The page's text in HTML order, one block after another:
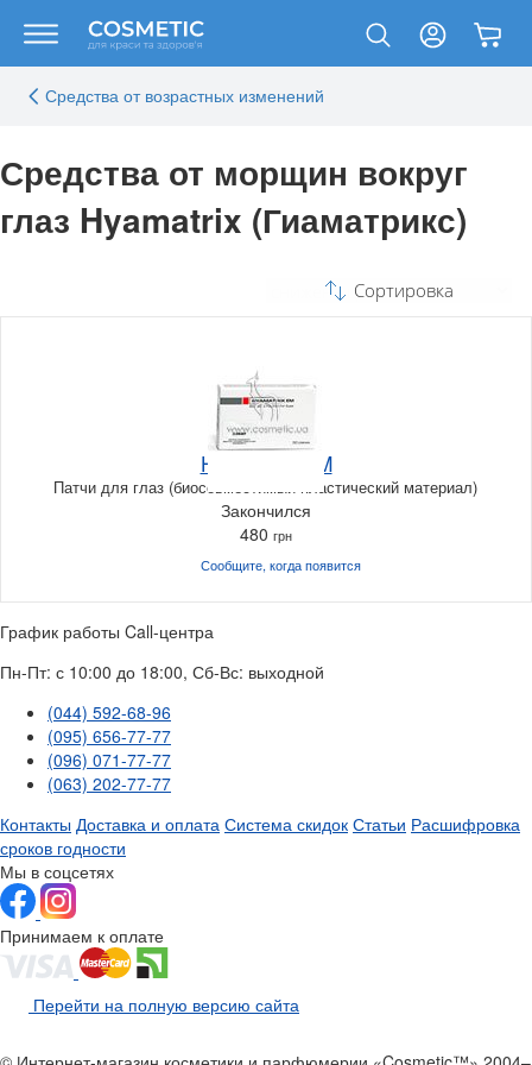
Средства от возрастных изменений
Средства от морщин вокруг
глаз Hyamatrix (Гиаматрикс)
Сортировка
Hyamatrix EM
Патчи для глаз (биосовместимый пластический материал)
Закончился
480 грн
Сообщите, когдапоявится
График работы Call-центра
Пн-Пт: с 10:00 до 18:00, Сб-Вс: выходной
(044) 592-68-96
(095) 656-77-77
(096) 071-77-77
(063) 202-77-77
Контакты Доставка и оплата Система скидок Статьи Расшифровка
сроков годности
Мы в соцсетях
Принимаем к оплате
Перейти на полную версию сайта